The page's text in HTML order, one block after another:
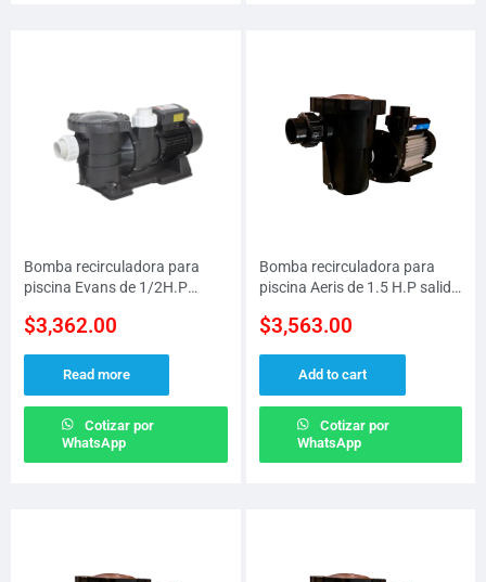
Bomba recirculadora para
piscina Evans de 1/2H.P
$3,362.00
Read more
Cotizar por
WhatsApp
Bomba recirculadora para
piscina Aeris de 1.5 H.P salida
$3,563.00
Add to cart
Cotizar por
WhatsApp